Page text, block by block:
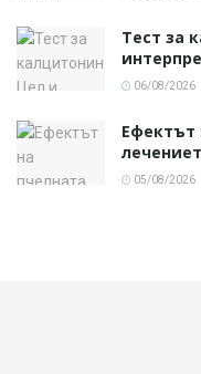
Тест за
06/08/2026
Ефектът
05/08/2026